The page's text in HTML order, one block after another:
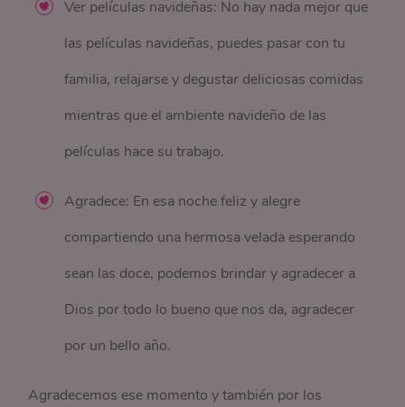
Ver películas navideñas: No hay nada mejor que
las películas navideñas, puedes pasar con tu
familia, relajarse y degustar deliciosas comidas
mientras que el ambiente navideño de las
películas hace su trabajo.
Agradece: En esa noche feliz y alegre
compartiendo una hermosa velada esperando
sean las doce, podemos brindar y agradecer a
Dios por todo lo bueno que nos da, agradecer
por un bello año.
Agradecemos ese momento y también por los